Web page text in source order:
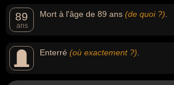
89
ans
Mort à l'âge de 89 ans (de quoi ?)
Enterré (où exactement ?)